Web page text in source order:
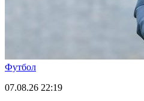
Футбол
07.08.26 22:19